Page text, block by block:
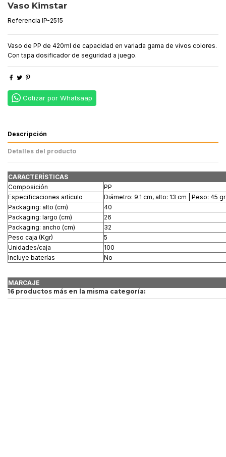
Vaso Kimstar
Referencia IP-2515
Vaso de PP de 420ml de capacidad en variada gama de vivos colores.
Con tapa dosificador de seguridad a juego.
Cotizar por Whatsaap
Descripción
Detalles del producto
CARACTERÍSTICAS
Composición
PP
Especificaciones artículo
Diámetro: 9.1 cm, alto: 13 cm | Peso: 45 gr
Packaging: alto (cm)
40
Packaging: largo (cm)
26
Packaging: ancho (cm)
32
Peso caja (Kgr)
5
Unidades/caja
100
Incluye baterías
No
MARCAJE
16 productos más en la misma categoría: